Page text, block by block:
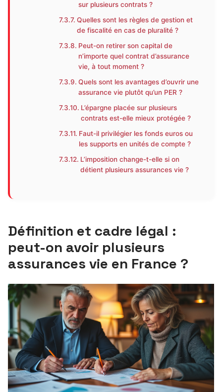
sur plusieurs contrats ?
Quelles sont les règles de gestion et
de fiscalité en cas de pluralité ?
Peut-on retirer son capital de
n’importe quel contrat d’assurance
vie, à tout moment ?
Quels sont les avantages d’ouvrir une
assurance vie plutôt qu’un PER ?
L’épargne placée sur plusieurs
contrats est-elle mieux protégée ?
Faut-il privilégier les fonds euros ou
les supports en unités de compte ?
L’imposition change-t-elle si on
détient plusieurs assurances vie ?
Définition et cadre légal :
peut-on avoir plusieurs
assurances vie en France ?